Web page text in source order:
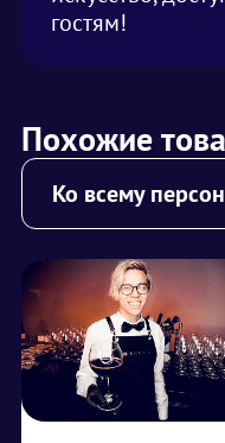
гостям!
Похожие
Ко всему